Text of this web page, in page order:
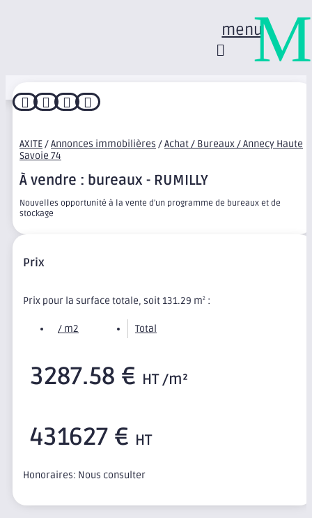
menu
   
AXITE/Annonces immobilières /Achat / Bureaux / Annecy Haute
Savoie 74
À vendre : bureaux - RUMILLY
Nouvelles opportunité à la vente d'un programme de bureaux et de
stockage
Prix
Prix pour la surface totale, soit 131.29 m2 :
/ m2 Total
3287.58 € HT /m²
431627 € HT
Honoraires: Nous consulter
M